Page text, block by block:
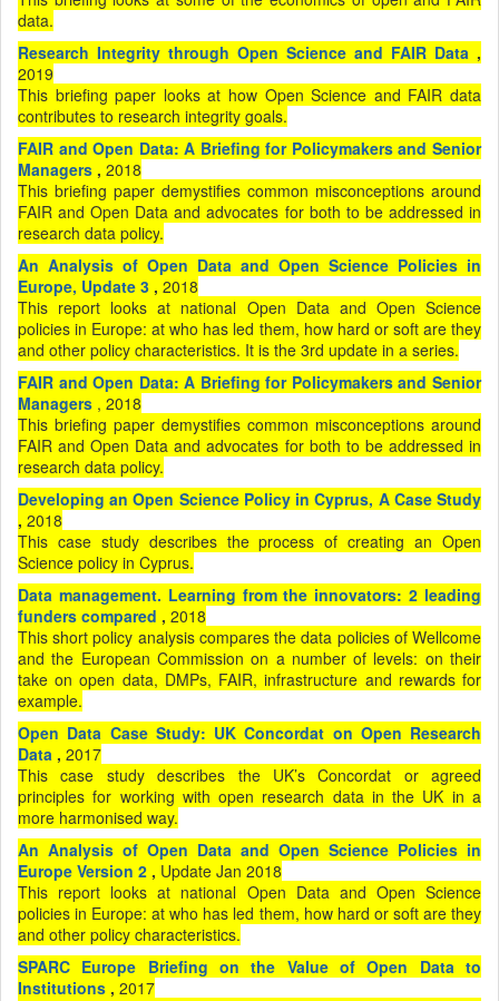
data.
Research Integrity through Open Science and FAIR Data ,
2019
This briefing paper looks at how Open Science and FAIR data
contributes to research integrity goals.
FAIR and Open Data: A Briefing for Policymakers and Senior
Managers , 2018
This briefing paper demystifies common misconceptions around
FAIR and Open Data and advocates for both to be addressed in
research data policy.
An Analysis of Open Data and Open Science Policies in
Europe, Update 3 , 2018
This report looks at national Open Data and Open Science
policies in Europe: at who has led them, how hard or soft are they
and other policy characteristics. It is the 3rd update in a series.
FAIR and Open Data: A Briefing for Policymakers and Senior
Managers , 2018
This briefing paper demystifies common misconceptions around
FAIR and Open Data and advocates for both to be addressed in
research data policy.
Developing an Open Science Policy in Cyprus, A Case Study
, 2018
This case study describes the process of creating an Open
Science policy in Cyprus.
Data management. Learning from the innovators: 2 leading
funders compared , 2018
This short policy analysis compares the data policies of Wellcome
and the European Commission on a number of levels: on their
take on open data, DMPs, FAIR, infrastructure and rewards for
example.
Open Data Case Study: UK Concordat on Open Research
Data , 2017
This case study describes the UK’s Concordat or agreed
principles for working with open research data in the UK in a
more harmonised way.
An Analysis of Open Data and Open Science Policies in
Europe Version 2 , Update Jan 2018
This report looks at national Open Data and Open Science
policies in Europe: at who has led them, how hard or soft are they
and other policy characteristics.
SPARC Europe Briefing on the Value of Open Data to
Institutions , 2017